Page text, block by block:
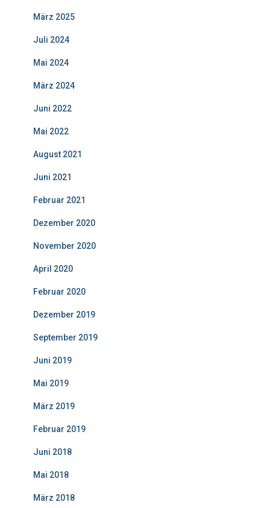
März 2025
Juli 2024
Mai 2024
März 2024
Juni 2022
Mai 2022
August 2021
Juni 2021
Februar 2021
Dezember 2020
November 2020
April 2020
Februar 2020
Dezember 2019
September 2019
Juni 2019
Mai 2019
März 2019
Februar 2019
Juni 2018
Mai 2018
März 2018